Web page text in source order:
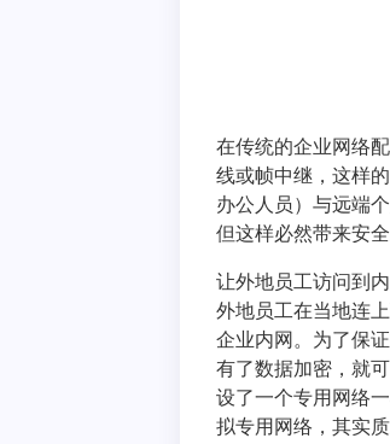
在传统的企业网络
线或帧中继，这样
办公人员）与远端
但这样必然带来安全
让外地员工访问到
外地员工在当地连
企业内网。为了保
有了数据加密，就
设了一个专用网络
拟专用网络，其实